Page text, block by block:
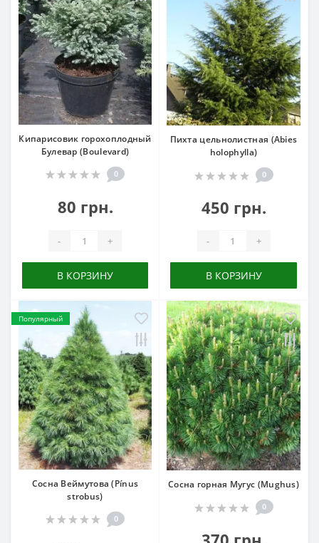
Кипарисовик горохоплодный
Булевар (Boulevard)
0
80 грн.
- +
В КОРЗИНУ
Пихта цельнолистная (Abies
holophylla)
0
450 грн.
- +
В КОРЗИНУ
Популярный
Сосна Веймутова (Pínus
strobus)
0
Сосна горная Мугус (Mughus)
0